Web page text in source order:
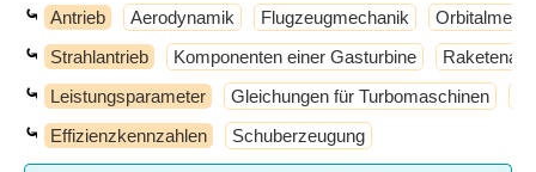
⤿ Antrieb Aerodynamik Flugzeugmechanik
⤿ Strahlantrieb Komponenten einer Gasturbine
⤿ Leistungsparameter Gleichungen für Turbomaschinen
⤿ Effizienzkennzahlen Schuberzeugung